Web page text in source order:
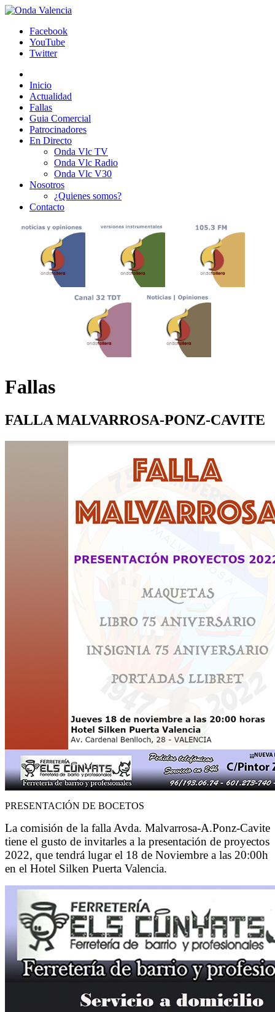
Facebook
YouTube
Twitter
Inicio
Actualidad
Fallas
Guia Comercial
Patrocinadores
En Directo
Onda Vlc TV
Onda Vlc Radio
Onda Vlc V30
Nosotros
¿Quienes somos?
Contacto
Fallas
FALLA MALVARROSA-PONZ-CAVITE
PRESENTACIÓN DE BOCETOS
La comisión de la falla Avda. Malvarrosa-A.Ponz-Cavite
tiene el gusto de invitarles a la presentación de proyectos
2022, que tendrá lugar el 18 de Noviembre a las 20:00h
en el Hotel Silken Puerta Valencia.